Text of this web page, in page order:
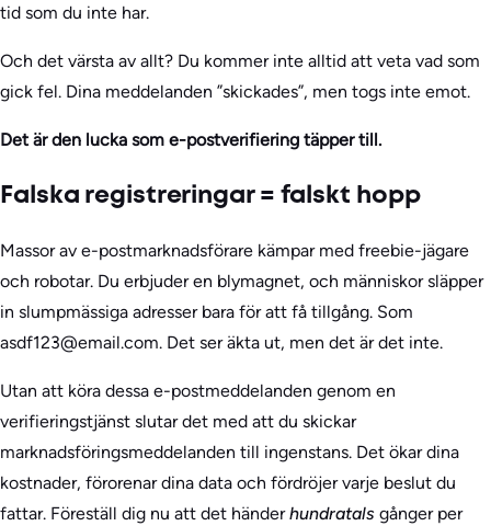
tid som du inte har.
Och det värsta av allt? Du kommer inte alltid att veta vad som
gick fel. Dina meddelanden ”skickades”, men togs inte emot.
Det är den lucka som e-postverifiering täpper till.
Falska registreringar = falskt hopp
Massor av e-postmarknadsförare kämpar med freebie-jägare
och robotar. Du erbjuder en blymagnet, och människor släpper
in slumpmässiga adresser bara för att få tillgång. Som
asdf123@email.com. Det ser äkta ut, men det är det inte.
Utan att köra dessa e-postmeddelanden genom en
verifieringstjänst slutar det med att du skickar
marknadsföringsmeddelanden till ingenstans. Det ökar dina
kostnader, förorenar dina data och fördröjer varje beslut du
fattar. Föreställ dig nu att det händerhundratals gånger per